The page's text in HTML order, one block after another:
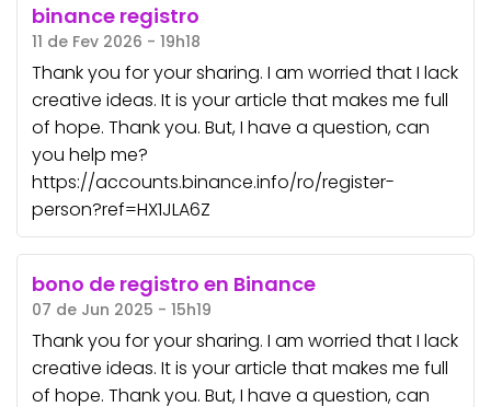
binance registro
11 de Fev 2026 - 19h18
Thank you for your sharing. I am worried that I lack
creative ideas. It is your article that makes me full
of hope. Thank you. But, I have a question, can
you help me?
https://accounts.binance.info/ro/register-
person?ref=HX1JLA6Z
bono de registro en Binance
07 de Jun 2025 - 15h19
Thank you for your sharing. I am worried that I lack
creative ideas. It is your article that makes me full
of hope. Thank you. But, I have a question, can